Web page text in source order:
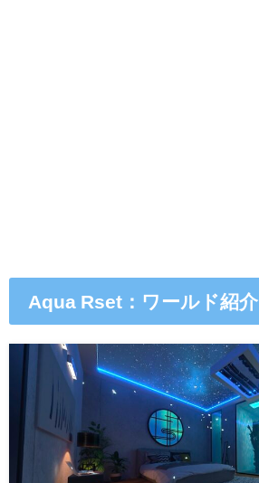
Aqua Rset：ワールド紹介